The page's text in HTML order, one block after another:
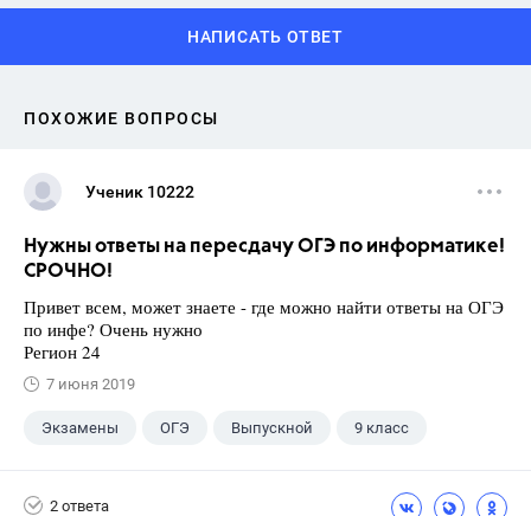
НАПИСАТЬ ОТВЕТ
ПОХОЖИЕ ВОПРОСЫ
Ученик 10222
Нужны ответы на пересдачу ОГЭ по информатике!
СРОЧНО!
Привет всем, может знаете - где можно найти ответы на ОГЭ
по инфе? Очень нужно
Регион 24
7 июня 2019
Экзамены ОГЭ Выпускной 9 класс
2 ответа